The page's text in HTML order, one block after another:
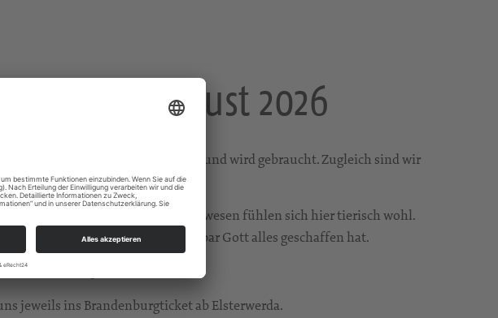
2. – 8. August 2026
Erfahrung. Jeder ist wichtig und wird gebraucht. Zugleich sind wir
mit weiten Seen. Zahlreiche Lebewesen fühlen sich hier tierisch wohl.
ganz unmittelbar, wie wunderbar Gott alles geschaffen hat.
Essen und Spielen miteinander.
jeweils ins Brandenburgticket ab Elsterwerda.